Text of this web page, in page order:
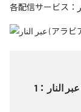
各配信サービス：
1 ：